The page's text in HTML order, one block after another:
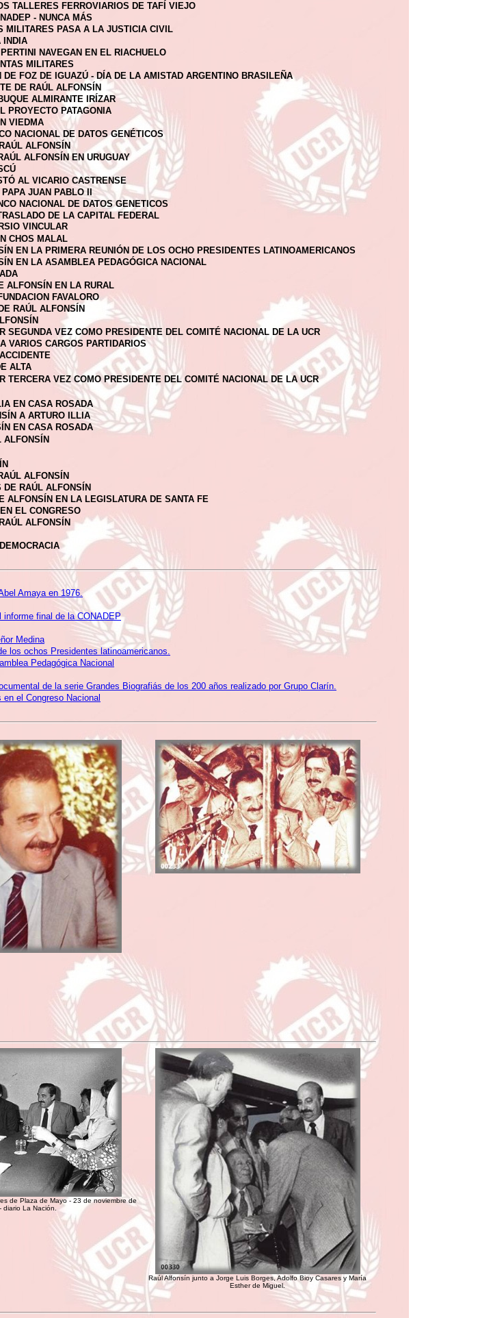
TALLERES FERROVIARIOS DE TAFÍ VIEJO
- NUNCA MÁS
MILITARES PASA A LA JUSTICIA CIVIL
INDIA
NAVEGAN EN EL RIACHUELO
MILITARES
DE FOZ DE IGUAZÚ - DÍA DE LA AMISTAD ARGENTINO BRASILEÑA
DE RAÚL ALFONSÍN
ALMIRANTE IRÍZAR
PROYECTO PATAGONIA
VIEDMA
NACIONAL DE DATOS GENÉTICOS
ALFONSÍN
ALFONSÍN EN URUGUAY
AL VICARIO CASTRENSE
JUAN PABLO II
NACIONAL DE DATOS GENETICOS
DE LA CAPITAL FEDERAL
VINCULAR
CHOS MALAL
EN LA PRIMERA REUNIÓN DE LOS OCHO PRESIDENTES LATINOAMERICANOS
EN LA ASAMBLEA PEDAGÓGICA NACIONAL
ALFONSÍN EN LA RURAL
FAVALORO
RAÚL ALFONSÍN
SEGUNDA VEZ COMO PRESIDENTE DEL COMITÉ NACIONAL DE LA UCR
VARIOS CARGOS PARTIDARIOS
ALTA
TERCERA VEZ COMO PRESIDENTE DEL COMITÉ NACIONAL DE LA UCR
EN CASA ROSADA
A ARTURO ILLIA
EN CASA ROSADA
ALFONSÍN
ALFONSÍN
RAÚL ALFONSÍN
ALFONSÍN EN LA LEGISLATURA DE SANTA FE
EL CONGRESO
ALFONSÍN
Amaya en 1976.
final de la CONADEP
Medina
los ochos Presidentes latinoamericanos.
Pedagógica Nacional
de la serie Grandes Biografiás de los 200 años realizado por Grupo Clarín.
el Congreso Nacional
de Plaza de Mayo - 23 de noviembre de
diario La Nación.
Raúl Alfonsín junto a Jorge Luis Borges, Adolfo Bioy Casares y María
Esther de Miguel.